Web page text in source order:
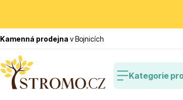
Kamenná prodejna v Bojnicích
Kategorie